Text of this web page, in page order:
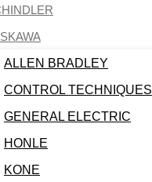
ALLEN BRADLEY
CONTROL TECHNIQUES
GENERAL ELECTRIC
HONLE
KONE